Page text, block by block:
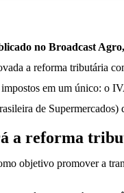
no Broadcast
a reforma tributária
em um único: o
de Supermercados)
a reforma
objetivo promover a